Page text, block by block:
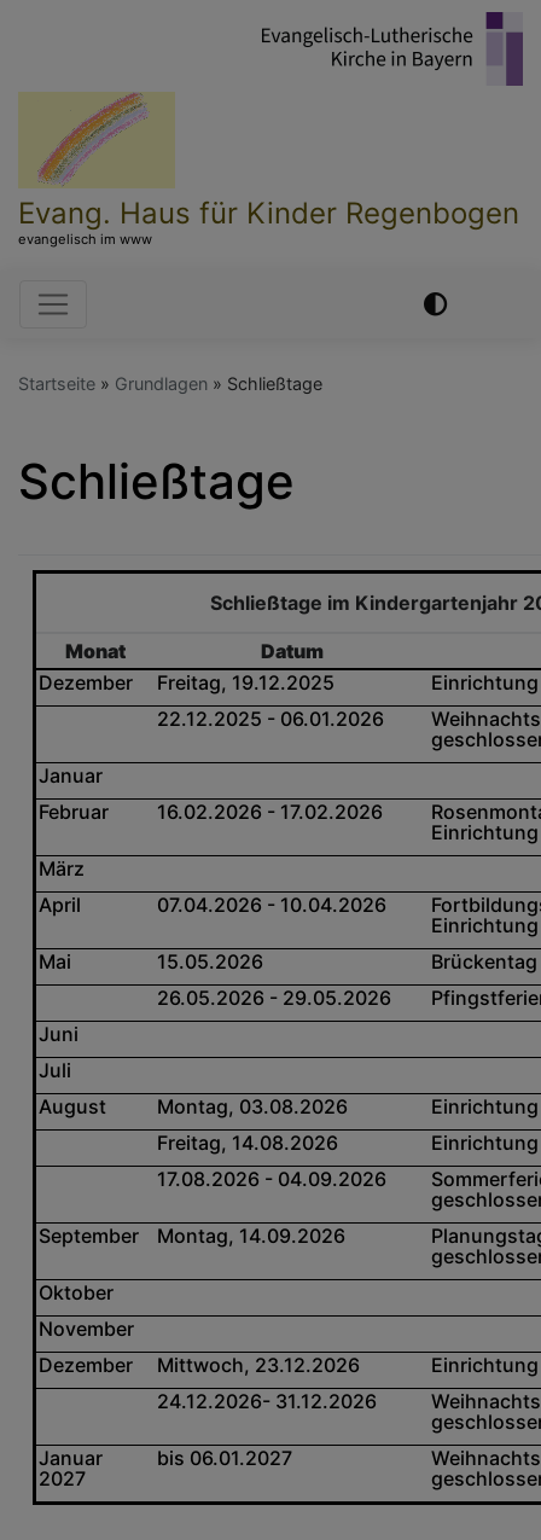
Evang. Haus für Kinder Regenbogen
evangelisch im www
Hauptnavigation
Startseite Grundlagen Schließtage
Schließtage
Schließtage im Kindergartenjahr
Monat
Datum
Dezember
Freitag, 19.12.2025
22.12.2025 - 06.01.2026
Januar
Februar
16.02.2026 - 17.02.2026
März
April
07.04.2026 - 10.04.2026
Mai
15.05.2026
26.05.2026 - 29.05.2026
Juni
Juli
August
Montag, 03.08.2026
Freitag, 14.08.2026
17.08.2026 - 04.09.2026
September
Montag, 14.09.2026
Oktober
November
Dezember
Mittwoch, 23.12.2026
24.12.2026- 31.12.2026
Januar
2027
bis 06.01.2027